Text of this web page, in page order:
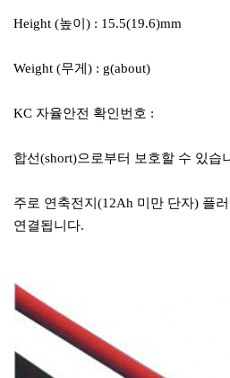
Height (높이) : 15.5(19.6)mm
Weight (무게) : g(about)
KC 자율안전 확인번호 :
합선(short)으로부터 보호할 수 있습
주로 연축전지(12Ah 미만 단자) 플
연결됩니다.